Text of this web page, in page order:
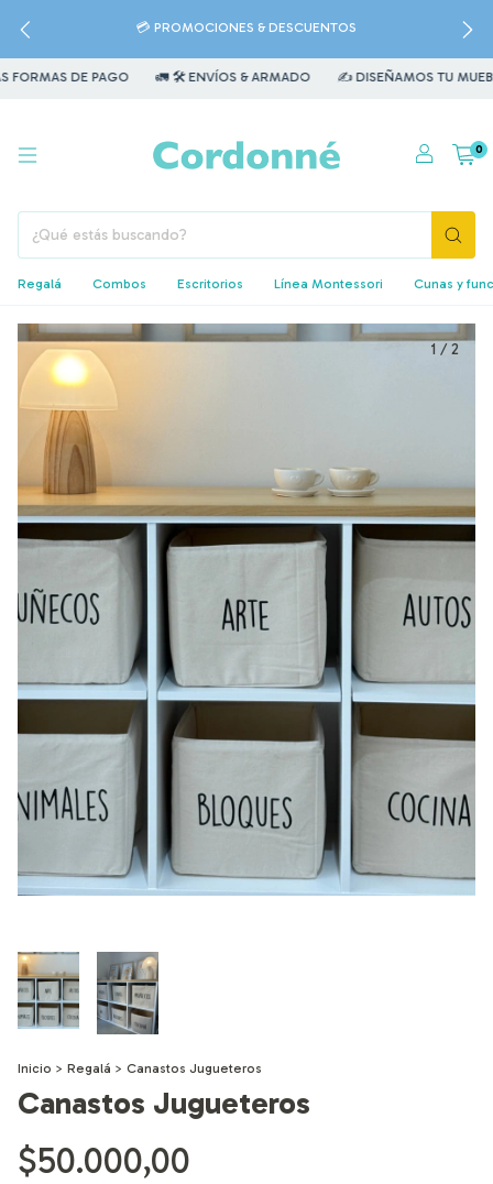
💳 PROMOCIONES & DESCUENTOS
DE PAGO 🚛 🛠️ ENVÍOS & ARMADO ✍️ DISEÑAMOS TU MUEBLE
0
Regalá Combos Escritorios Línea Montessori Cunas y
1 / 2
Inicio > Regalá > Canastos Jugueteros
Canastos Jugueteros
$50.000,00